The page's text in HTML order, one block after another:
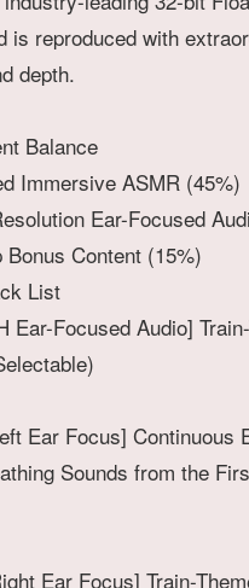
is reproduced with
depth.
Balance
Immersive ASMR (45%)
Ear-Focused
Bonus Content (15%)
List
Ear-Focused Audio]
Ear Focus] Continuous
Sounds from the
Ear Focus] Train-